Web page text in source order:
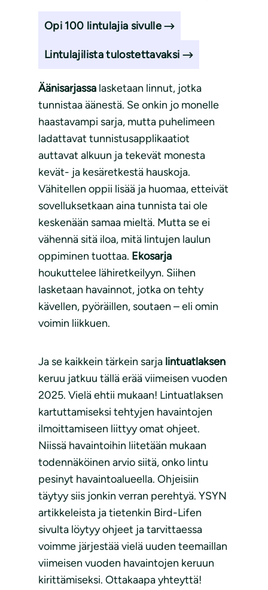
Opi 100 lintulajia sivulle
Lintulajilista tulostettavaksi
Äänisarjassa lasketaan linnut, jotka
tunnistaa äänestä. Se onkin jo monelle
haastavampi sarja, mutta puhelimeen
ladattavat tunnistusapplikaatiot
auttavat alkuun ja tekevät monesta
kevät- ja kesäretkestä hauskoja.
Vähitellen oppii lisää ja huomaa, etteivät
sovelluksetkaan aina tunnista tai ole
keskenään samaa mieltä. Mutta se ei
vähennä sitä iloa, mitä lintujen laulun
oppiminen tuottaa. Ekosarja
houkuttelee lähiretkeilyyn. Siihen
lasketaan havainnot, jotka on tehty
kävellen, pyöräillen, soutaen – eli omin
voimin liikkuen.
Ja se kaikkein tärkein sarja lintuatlaksen
keruu jatkuu tällä erää viimeisen vuoden
2025. Vielä ehtii mukaan! Lintuatlaksen
kartuttamiseksi tehtyjen havaintojen
ilmoittamiseen liittyy omat ohjeet.
Niissä havaintoihin liitetään mukaan
todennäköinen arvio siitä, onko lintu
pesinyt havaintoalueella. Ohjeisiin
täytyy siis jonkin verran perehtyä. YSYN
artikkeleista ja tietenkin Bird-Lifen
sivulta löytyy ohjeet ja tarvittaessa
voimme järjestää vielä uuden teemaillan
viimeisen vuoden havaintojen keruun
kirittämiseksi. Ottakaapa yhteyttä!